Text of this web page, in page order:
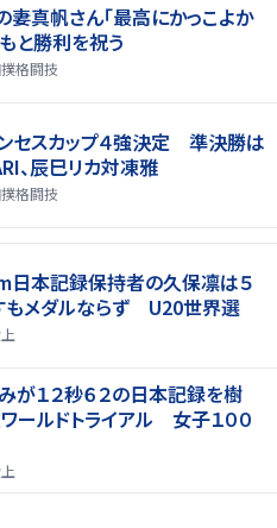
妻真帆さん「最高にかっこよか
と勝利を祝う
格闘技
ンセスカップ４強決定 準決勝は
、辰巳リカ対凍雅
格闘技
日本記録保持者の久保凛は５
もメダルならず U20世界選
が１２秒６２の日本記録を樹
ルドトライアル 女子１００